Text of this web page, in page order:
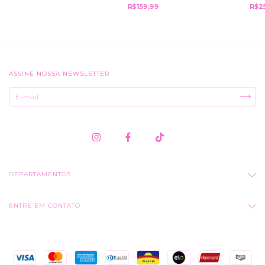
R$159,99
ASSINE NOSSA NEWSLETTER
DEPARTAMENTOS
ENTRE EM CONTATO